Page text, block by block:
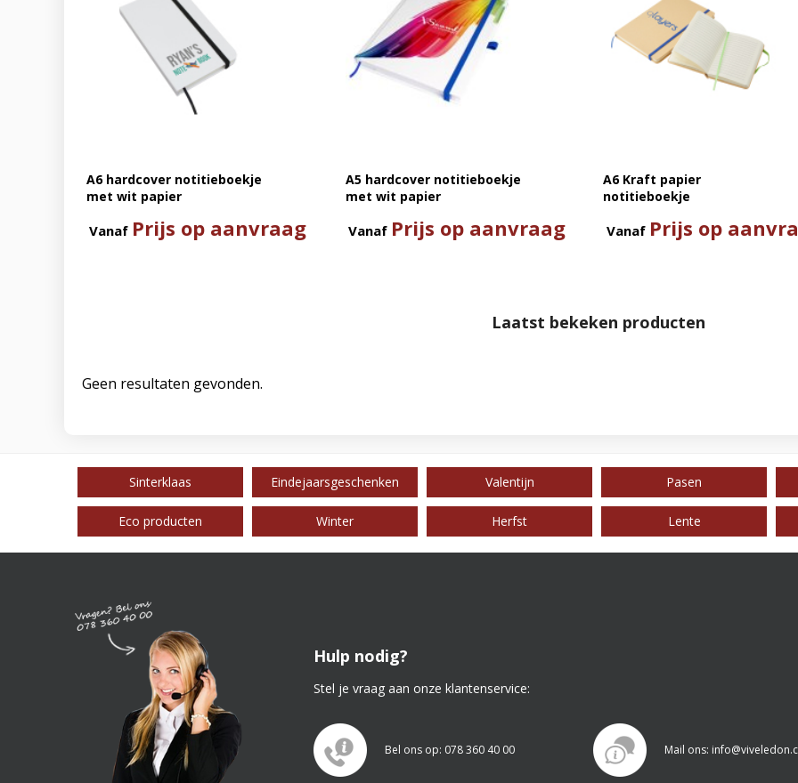
A6 hardcover notitieboekje
met wit papier
Vanaf Prijs op aanvraag
A5 hardcover notitieboekje
met wit papier
Vanaf Prijs op aanvraag
A6 Kraft papier
notitieboekje
Vanaf Prijs op
Laatst bekeken producten
Geen resultaten gevonden.
Sinterklaas Eindejaarsgeschenken Valentijn Pasen
Eco producten Winter Herfst Lente
Hulp nodig?
Stel je vraag aan onze klantenservice:
Bel ons op: 078 360 40 00 Mail ons: